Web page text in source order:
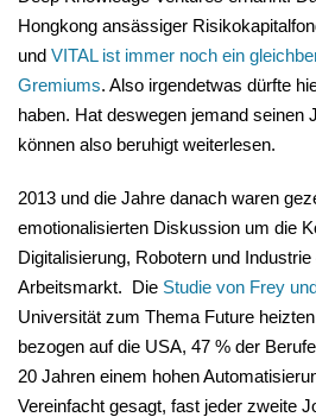
Hongkong ansässiger
und VITAL ist immer noch ein
Gremiums. Also irgendetwas dürfte
haben. Hat deswegen jemand seinen
können also beruhigt weiterlesen.
2013 und die Jahre danach waren
emotionalisierten Diskussion um die
Digitalisierung, Robotern und
Arbeitsmarkt. Die Studie von Frey
Universität zum Thema Future
bezogen auf die USA, 47 % der
20 Jahren einem hohen
Vereinfacht gesagt, fast jeder zweite